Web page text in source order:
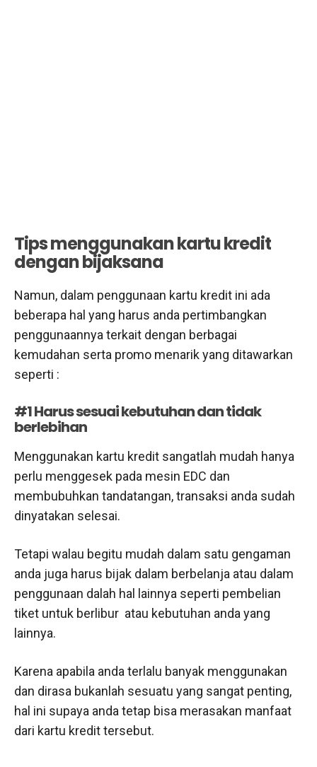
Tips menggunakan kartu kredit
dengan bijaksana
Namun, dalam penggunaan kartu kredit ini ada
beberapa hal yang harus anda pertimbangkan
penggunaannya terkait dengan berbagai
kemudahan serta promo menarik yang ditawarkan
seperti :
#1 Harus sesuai kebutuhan dan tidak
berlebihan
Menggunakan kartu kredit sangatlah mudah hanya
perlu menggesek pada mesin EDC dan
membubuhkan tandatangan, transaksi anda sudah
dinyatakan selesai.
Tetapi walau begitu mudah dalam satu gengaman
anda juga harus bijak dalam berbelanja atau dalam
penggunaan dalah hal lainnya seperti pembelian
tiket untuk berlibur atau kebutuhan anda yang
lainnya.
Karena apabila anda terlalu banyak menggunakan
dan dirasa bukanlah sesuatu yang sangat penting,
hal ini supaya anda tetap bisa merasakan manfaat
dari kartu kredit tersebut.